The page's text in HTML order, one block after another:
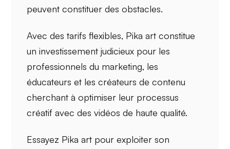
peuvent constituer des obstacles.
Avec des tarifs flexibles, Pika art constitue
uninvestissement judicieux pour les
professionnels du marketing, les
éducateurs et les créateurs de contenu
cherchant à optimiser leur processus
créatif avec des vidéos de haute qualité.
Essayez Pika art pour exploiter son